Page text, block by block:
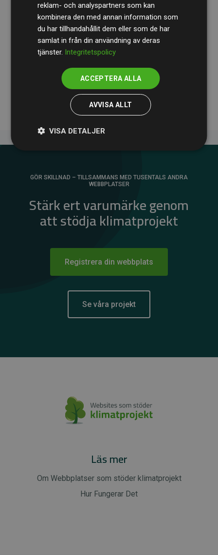
beräkningar och vår metod för att säkerställa
transparens och tillförlitlighet.
Deras granskning visar att våra investeringar i
klimatprojekt i genomsnitt kompenserar för
de beräknade CO₂-utsläppenfrån
medlemswebbplatser – ett tydligt bevis på att vårt
arbetssätt ger mätbar klimatnytta.
GÖR SKILLNAD – TILLSAMMANS MED TUSENTALS ANDRA
WEBBPLATSER
Stärk ert varumärke genom
att stödja klimatprojekt
Registrera din webbplats
Se våra projekt
Läs mer
Om Webbplatser som stöder klimatprojekt
Hur Fungerar Det
reklam- och analyspartners som kan
kombinera den med annan information som
du har tillhandahållit dem eller som de har
samlat in från din användning av deras
tjänster. Integritetspolicy
ACCEPTERA ALLA
AVVISA ALLT
VISA DETALJER